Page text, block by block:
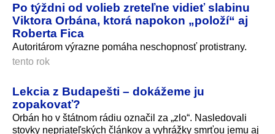
Po týždni od volieb zreteľne vidieť slabinu
Viktora Orbána, ktorá napokon „položí“ aj
Roberta Fica
Autoritárom výrazne pomáha neschopnosť protistrany.
tento rok
Lekcia z Budapešti – dokážeme ju
zopakovať?
Orbán ho v štátnom rádiu označil za „zlo“. Nasledovali
stovky nepriateľských článkov a vyhrážky smrťou jemu aj